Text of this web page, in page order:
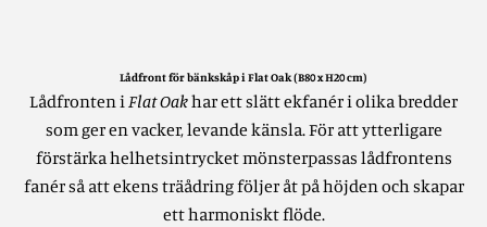
Lådfront för bänkskåp i Flat Oak (B80 x H20 cm)
Lådfronten iFlat Oakhar ett slätt ekfanér i olika bredder
som ger en vacker, levande känsla. För att ytterligare
förstärka helhetsintrycket mönsterpassas lådfrontens
fanér så att ekens träådring följer åt på höjden och skapar
ett harmoniskt flöde.